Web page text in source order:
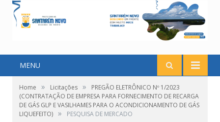
MENU
Home » Licitações »
PREGÃO ELETRÔNICO Nº 1/2023
(CONTRATAÇÃO DE EMPRESA PARA FORNECIMENTO DE RECARGA
DE GÁS GLP E VASILHAMES PARA O ACONDICIONAMENTO DE GÁS
LIQUEFEITO) » PESQUISA DE MERCADO